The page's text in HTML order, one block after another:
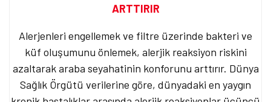
ARTTIRIR
Alerjenleri engellemek ve filtre üzerinde bakteri ve
küf oluşumunu önlemek, alerjik reaksiyon riskini
azaltarak araba seyahatinin konforunu arttırır. Dünya
Sağlık Örgütü verilerine göre, dünyadaki en yaygın